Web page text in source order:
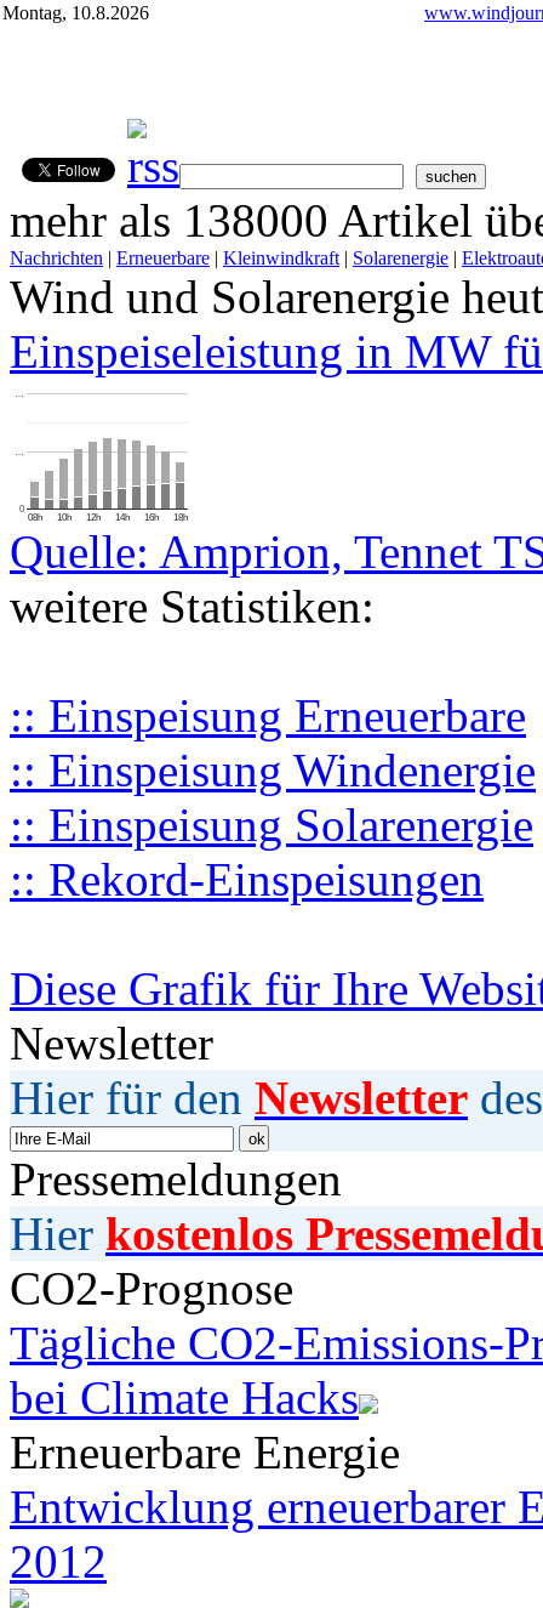
Montag, 10.8.2026
mehr als 138000 Artikel
Nachrichten | Erneuerbare | Kleinwindkraft | Solarenergie |
Wind und Solarenergie
Einspeiseleistung in MW
08h 10h 12h 14h 16h 18h
0
…
…
Quelle: Amprion, Tennet
weitere Statistiken:
:: Einspeisung Erneuerbare
:: Einspeisung Windenergie
:: Einspeisung Solarenergie
:: Rekord-Einspeisungen
Diese Grafik für Ihre
Newsletter
Hier für den Newsletter
Pressemeldungen
Hier kostenlos
CO2-Prognose
Tägliche CO2-Emissions-
bei Climate Hacks
Erneuerbare Energie
Entwicklung erneuerbarer
2012